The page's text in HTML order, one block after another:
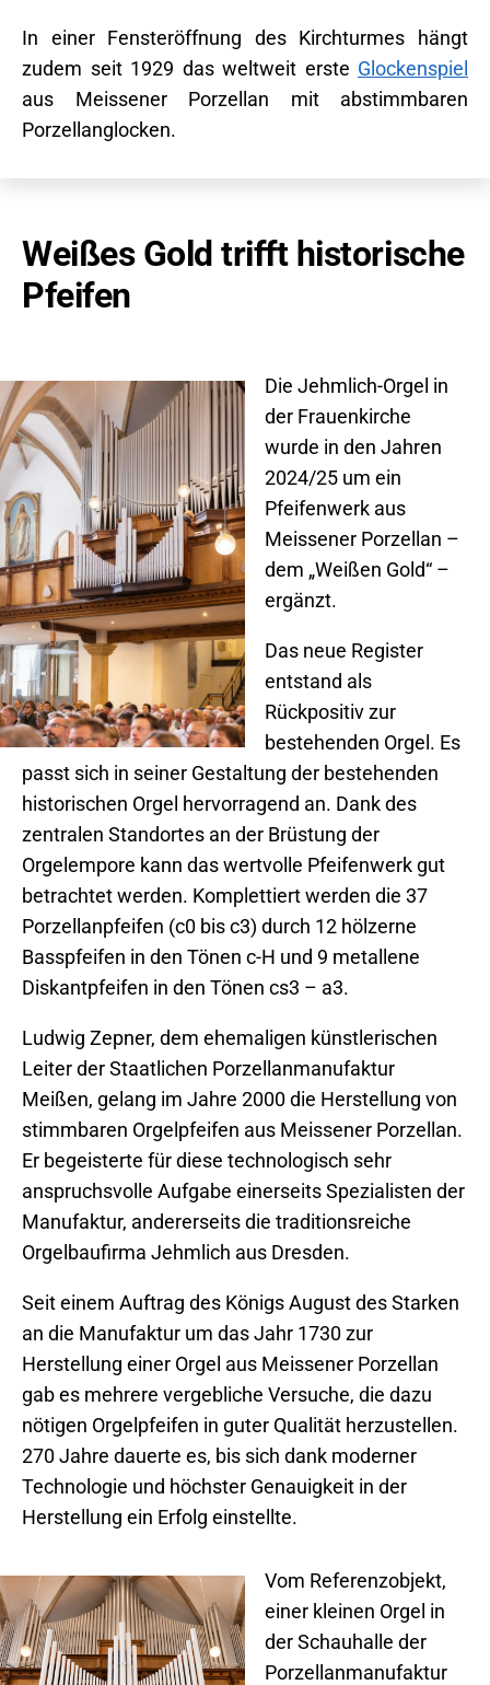
In einer Fensteröffnung des Kirchturmes hängt
zudem seit 1929 das weltweit erste Glockenspiel
aus Meissener Porzellan mit abstimmbaren
Porzellanglocken.
Weißes Gold trifft historische
Pfeifen
Die Jehmlich-Orgel in
der Frauenkirche
wurde in den Jahren
2024/25 um ein
Pfeifenwerk aus
Meissener Porzellan –
dem „Weißen Gold“ –
ergänzt.
Das neue Register
entstand als
Rückpositiv zur
bestehenden Orgel. Es
passt sich in seiner Gestaltung der bestehenden
historischen Orgel hervorragend an. Dank des
zentralen Standortes an der Brüstung der
Orgelempore kann das wertvolle Pfeifenwerk gut
betrachtet werden. Komplettiert werden die 37
Porzellanpfeifen (c0 bis c3) durch 12 hölzerne
Basspfeifen in den Tönen c-H und 9 metallene
Diskantpfeifen in den Tönen cs3 – a3.
Ludwig Zepner, dem ehemaligen künstlerischen
Leiter der Staatlichen Porzellanmanufaktur
Meißen, gelang im Jahre 2000 die Herstellung von
stimmbaren Orgelpfeifen aus Meissener Porzellan.
Er begeisterte für diese technologisch sehr
anspruchsvolle Aufgabe einerseits Spezialisten der
Manufaktur, andererseits die traditionsreiche
Orgelbaufirma Jehmlich aus Dresden.
Seit einem Auftrag des Königs August des Starken
an die Manufaktur um das Jahr 1730 zur
Herstellung einer Orgel aus Meissener Porzellan
gab es mehrere vergebliche Versuche, die dazu
nötigen Orgelpfeifen in guter Qualität herzustellen.
270 Jahre dauerte es, bis sich dank moderner
Technologie und höchster Genauigkeit in der
Herstellung ein Erfolg einstellte.
Vom Referenzobjekt,
einer kleinen Orgel in
der Schauhalle der
Porzellanmanufaktur